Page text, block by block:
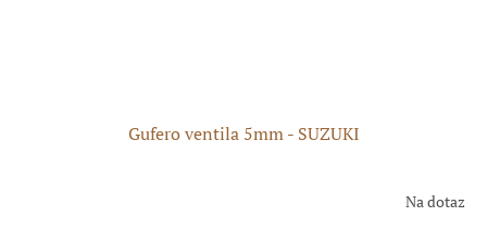
Gufero ventila 5mm - SUZUKI
Na dotaz